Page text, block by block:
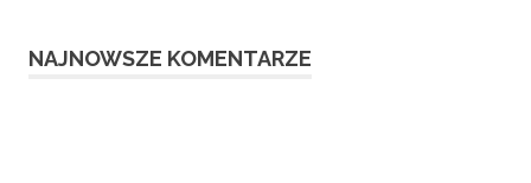
NAJNOWSZE KOMENTARZE